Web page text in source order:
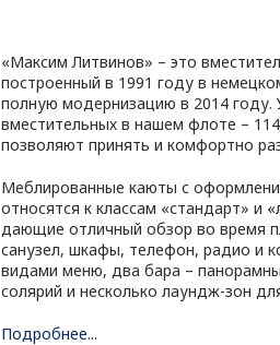
«Максим Литвинов» – это
построенный в 1991 году в
полную модернизацию в 2014 году.
вместительных в нашем флоте –
позволяют принять и комфортно
Меблированные каюты с
относятся к классам «стандарт» и
дающие отличный обзор во время
санузел, шкафы, телефон, радио и
видами меню, два бара –
солярий и несколько лаундж-зон
Подробнее...